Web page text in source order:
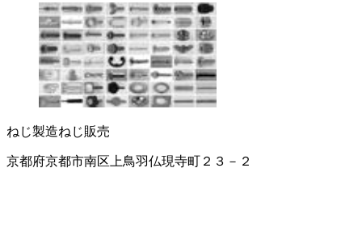
ねじ製造ねじ販売
京都府京都市南区上鳥羽仏現寺町２３－２